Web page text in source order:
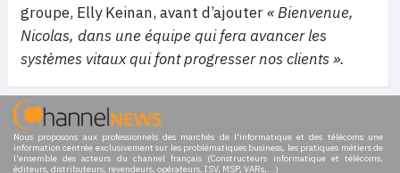
groupe, Elly Keinan, avant d’ajouter« Bienvenue,
Nicolas, dans une équipe qui fera avancer les
systèmes vitaux qui font progresser nos clients ».
Nous proposons aux professionnels des marchés de l'informatique et des télécoms une
information centrée exclusivement sur les problématiques business, les pratiques métiers de
l'ensemble des acteurs du channel français (Constructeurs informatique et télécoms,
éditeurs, distributeurs, revendeurs, opérateurs, ISV, MSP, VARs,...)